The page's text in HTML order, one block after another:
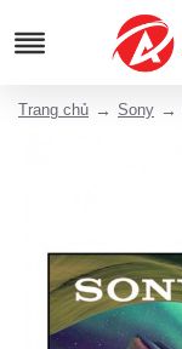
Trang chủ Sony